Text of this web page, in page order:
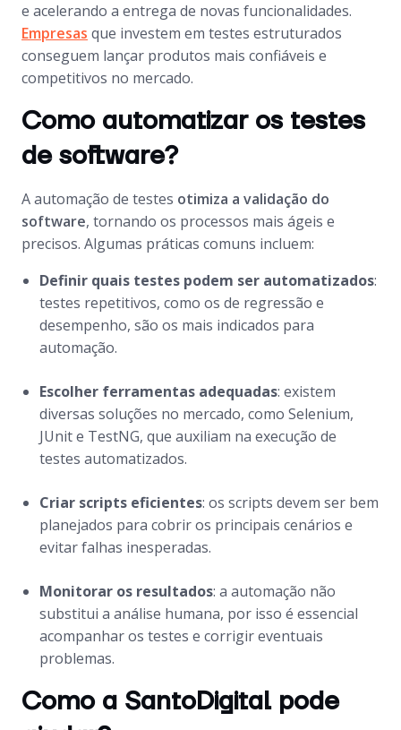
e acelerando a entrega de novas funcionalidades.
Empresas que investem em testes estruturados
conseguem lançar produtos mais confiáveis e
competitivos no mercado.
Como automatizar os testes
de software?
A automação de testes otimiza a validação do
software, tornando os processos mais ágeis e
precisos. Algumas práticas comuns incluem:
Definir quais testes podem ser automatizados:
testes repetitivos, como os de regressão e
desempenho, são os mais indicados para
automação.
Escolher ferramentas adequadas: existem
diversas soluções no mercado, como Selenium,
JUnit e TestNG, que auxiliam na execução de
testes automatizados.
Criar scripts eficientes: os scripts devem ser bem
planejados para cobrir os principais cenários e
evitar falhas inesperadas.
Monitorar os resultados: a automação não
substitui a análise humana, por isso é essencial
acompanhar os testes e corrigir eventuais
problemas.
Como a SantoDigital pode